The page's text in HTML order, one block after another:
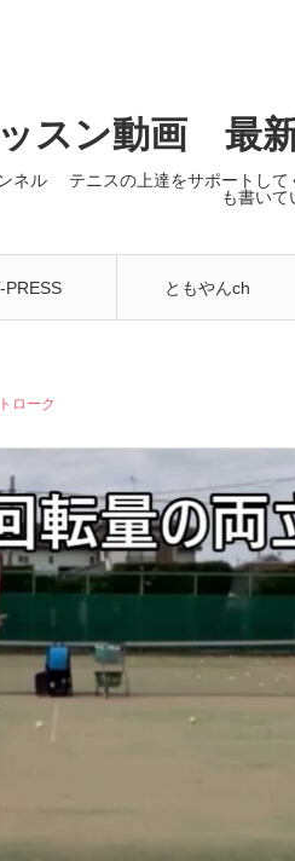
スン動画 最
ネル テニスの上達をサポートし
も書いて
PRESS ともやんch
ローク